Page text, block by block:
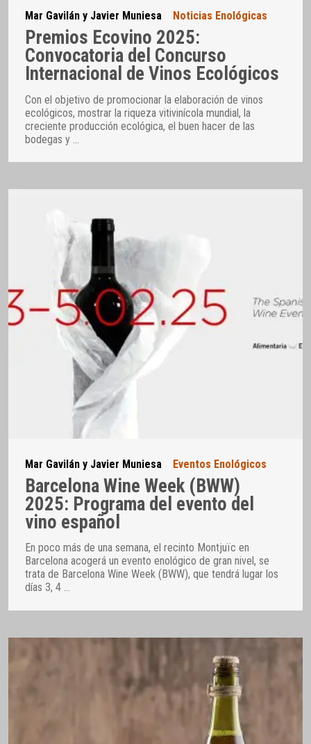
Mar Gavilán y Javier Muniesa Noticias Enológicas
Premios Ecovino 2025:
Convocatoria del Concurso
Internacional de Vinos Ecológicos
Con el objetivo de promocionar la elaboración de vinos
ecológicos, mostrar la riqueza vitivinícola mundial, la
creciente producción ecológica, el buen hacer de las
bodegas y
Mar Gavilán y Javier Muniesa Eventos Enológicos
Barcelona Wine Week (BWW)
2025: Programa del evento del
vino español
En poco más de una semana, el recinto Montjuïc en
Barcelona acogerá un evento enológico de gran nivel, se
trata de Barcelona Wine Week (BWW), que tendrá lugar los
días 3, 4 …